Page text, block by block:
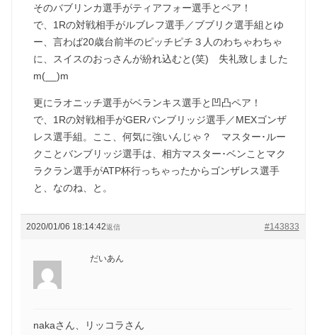
そのバブリンカ選手がティアフォー選手とペア！
で、1Rの対戦相手がルブレフ選手／ブブリク選手組とゆ
ー、言わば20歳台前半のピッチピチ３人のわちゃわちゃ
に、スイスのおっさんが紛れ込むと(笑) 失礼致しました
m(__)m
更にラオニッチ選手がベランキス選手と凹凸ペア！
で、1Rの対戦相手がGERバンブリッジ選手／MEXゴンザ
レス選手組。ここ、何気に強いんじゃ？ マスター･ルー
クことバンブリッジ選手は、相方マスター･ベンことマク
ラクラン選手がATP杯行っちゃったからゴンザレス選手
と、なのね、と。
2020/01/06 18:14:42 #143833
返信
だいあん
nakaさん、リッコラさん